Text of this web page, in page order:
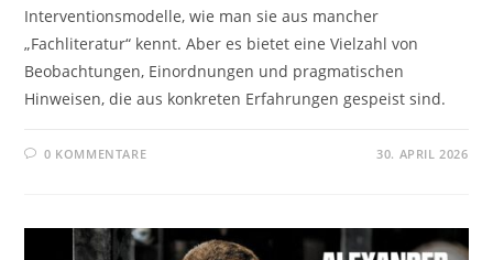
Interventionsmodelle, wie man sie aus mancher
„Fachliteratur“ kennt. Aber es bietet eine Vielzahl von
Beobachtungen, Einordnungen und pragmatischen
Hinweisen, die aus konkreten Erfahrungen gespeist sind.
0 KOMMENTARE 30. APRIL 2026